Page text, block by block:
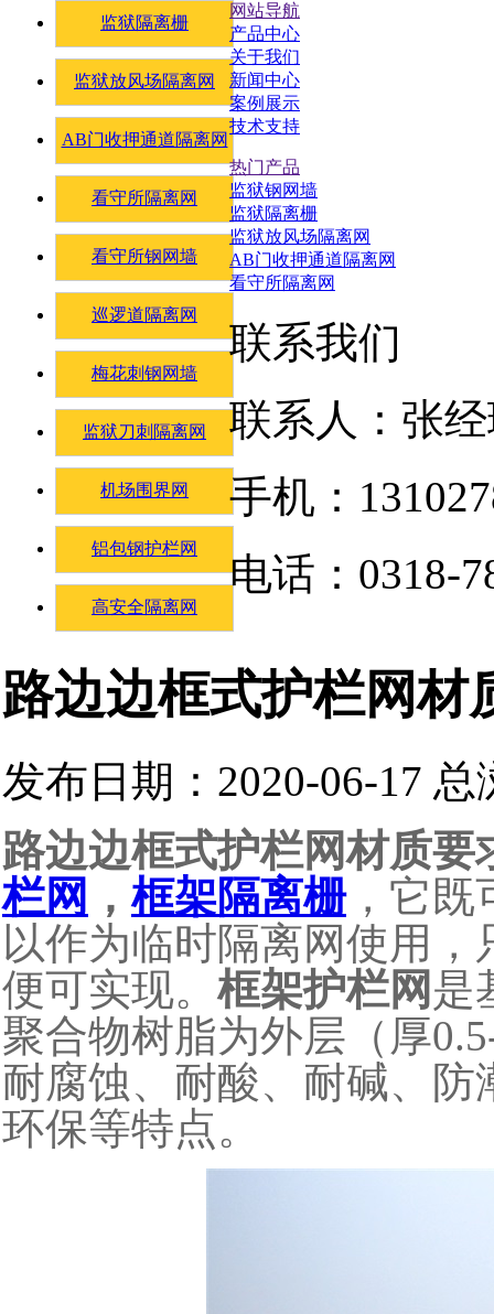
监狱隔离栅
监狱放风场隔离网
AB门收押通道隔离网
看守所隔离网
看守所钢网墙
巡逻道隔离网
梅花刺钢网墙
监狱刀刺隔离网
机场围界网
铝包钢护栏网
高安全隔离网
路边边框式护栏网材
发布日期：2020-06-17 总
路边边框式护栏网材质要
栏网 ，框架隔离栅，它既
以作为临时隔离网使用
便可实现。 框架护栏网 是
聚合物树脂为外层（厚
耐腐蚀、耐酸、耐碱、
环保等特点。
网站导航
产品中心
关于我们
新闻中心
案例展示
技术支持
热门产品
监狱钢网墙
监狱隔离栅
监狱放风场隔离网
AB门收押通道隔离网
看守所隔离网
联系我们
联系人：张
手机：
电话：0318-